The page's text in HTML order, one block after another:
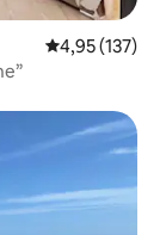
Évaluation
4,95 (137)